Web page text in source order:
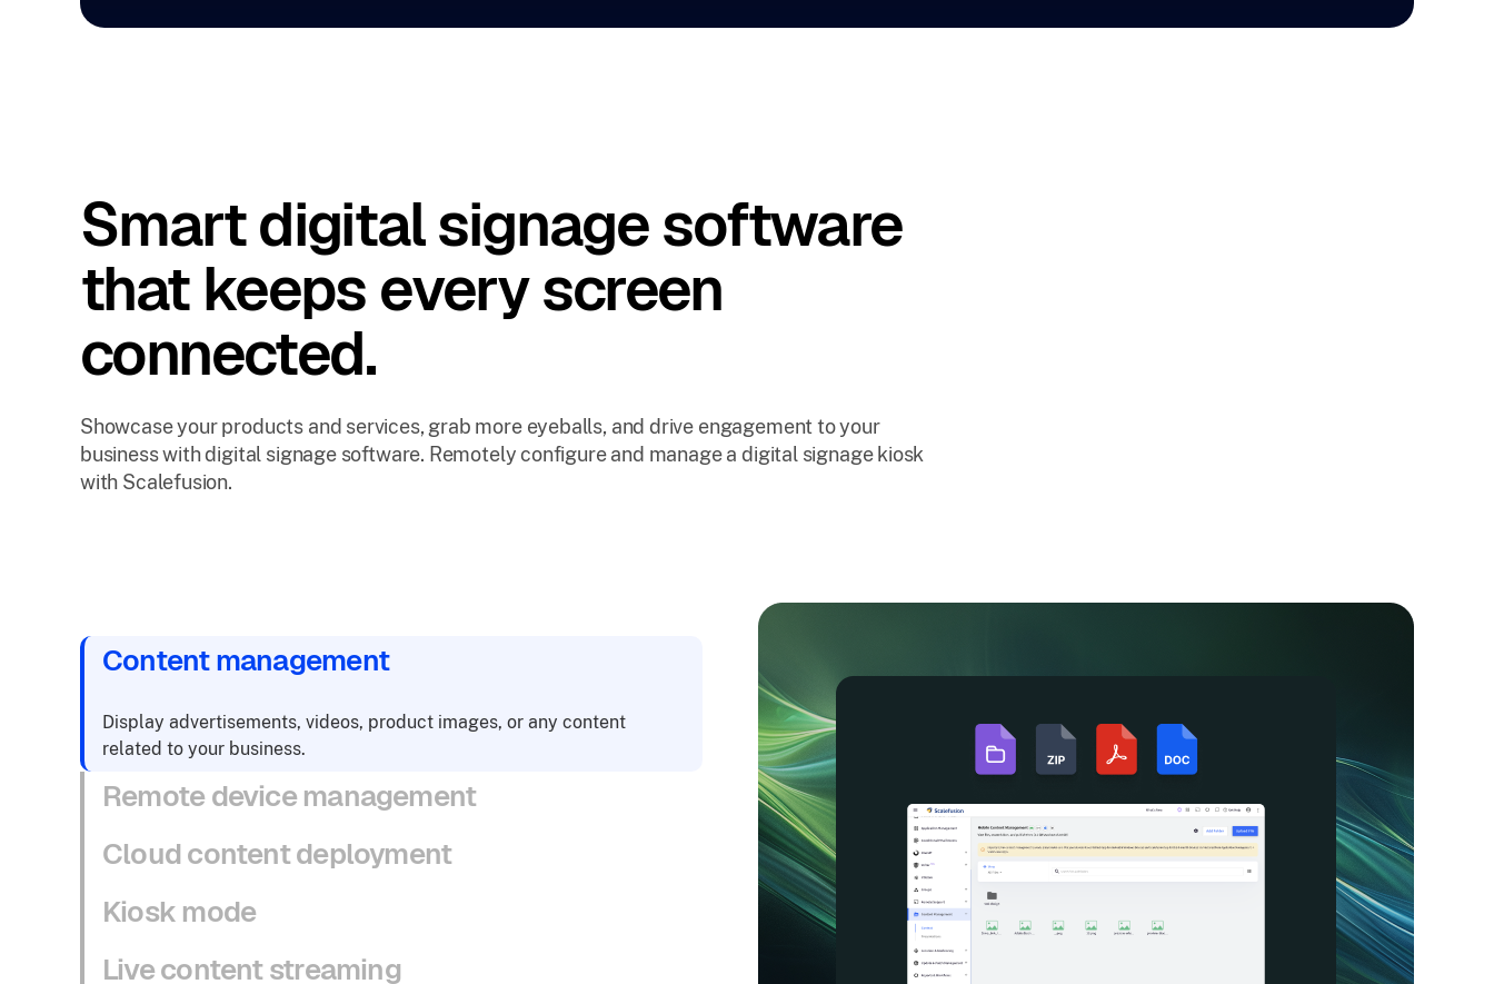
Smart digital signage software
that keeps every screen
connected.
Showcase your products and services, grab more eyeballs, and drive engagement to your
business with digital signage software. Remotely configure and manage a digital signage kiosk
with Scalefusion.
Content management
Display advertisements, videos, product images, or any content
related to your business.
Remote device management
Cloud content deployment
Kiosk mode
Live content streaming